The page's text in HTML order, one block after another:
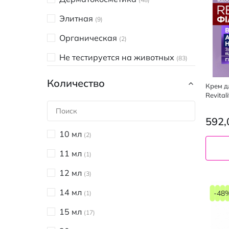
Крем
-
От раздражения
Упругость
Отшелушивание
От черных точек
Элитная 9
Органическая 2
Не тестируется на животных 83
Количество
10 мл 2
11 мл 1
12 мл 3
14 мл 1
15 мл 17